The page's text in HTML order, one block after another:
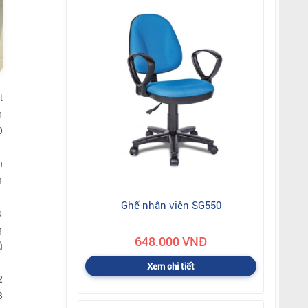
Ghế nhân viên SG550
648.000 VNĐ
Xem chi tiết